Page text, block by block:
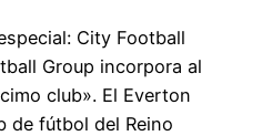
City Football
Group incorpora al
club». El Everton
de fútbol del Reino